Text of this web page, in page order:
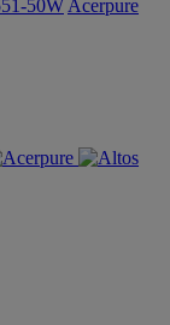
50W Acerpure